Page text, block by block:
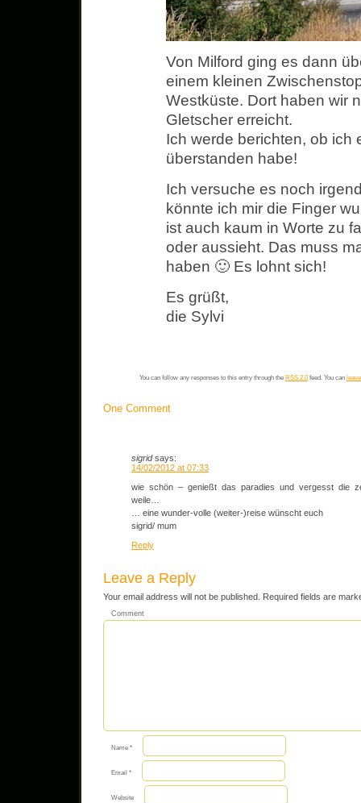
Von Milford ging es dann
einem kleinen
Westküste. Dort haben wir
Gletscher erreicht.
Ich werde berichten, ob ich
überstanden habe!
Ich versuche es noch
könnte ich mir die Finger
ist auch kaum in Worte zu
oder aussieht. Das muss
haben 🙂 Es lohnt sich!
Es grüßt,
die Sylvi
You can follow any responses to this entry through the RSS 2.0feed. You can
One Comment
sigrid says:
14/02/2012 at 07:33
wie schön – genießt das paradies und vergesst die
weile…
… eine wunder-volle (weiter-)reise wünscht euch
sigrid/ mum
Reply
Leave a Reply
Your email address will not be published. Required fields are
Comment
Name *
Email *
Website